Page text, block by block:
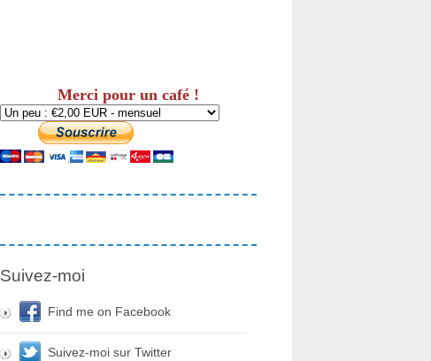
Merci pour un café !
Suivez-moi
Find me on Facebook
Suivez-moi sur Twitter